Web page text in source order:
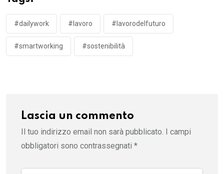
#dailywork #lavoro #lavorodelfuturo
#smartworking #sostenibilità
Lascia un commento
Il tuo indirizzo email non sarà pubblicato. I campi
obbligatori sono contrassegnati *